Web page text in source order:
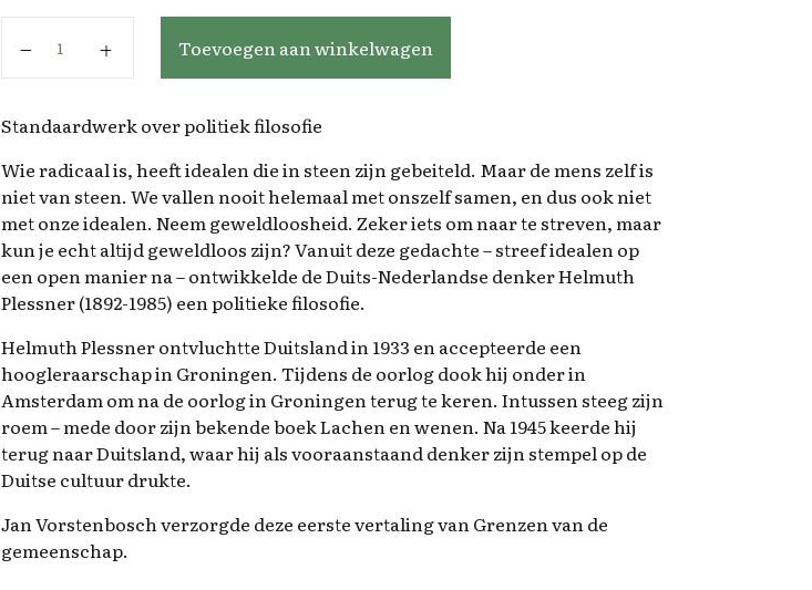
Toevoegen aan winkelwagen
Standaardwerk over politiek filosofie
Wie radicaal is, heeft idealen die in steen zijn gebeiteld. Maar de mens zelf is
niet van steen. We vallen nooit helemaal met onszelf samen, en dus ook niet
met onze idealen. Neem geweldloosheid. Zeker iets om naar te streven, maar
kun je echt altijd geweldloos zijn? Vanuit deze gedachte – streef idealen op
een open manier na – ontwikkelde de Duits-Nederlandse denker Helmuth
Plessner (1892-1985) een politieke filosofie.
Helmuth Plessner ontvluchtte Duitsland in 1933 en accepteerde een
hoogleraarschap in Groningen. Tijdens de oorlog dook hij onder in
Amsterdam om na de oorlog in Groningen terug te keren. Intussen steeg zijn
roem – mede door zijn bekende boek Lachen en wenen. Na 1945 keerde hij
terug naar Duitsland, waar hij als vooraanstaand denker zijn stempel op de
Duitse cultuur drukte.
Jan Vorstenbosch verzorgde deze eerste vertaling van Grenzen van de
gemeenschap.